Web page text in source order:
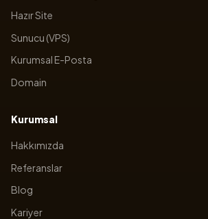
Hazır Site
Sunucu (VPS)
Kurumsal E-Posta
Domain
Kurumsal
Hakkımızda
Referanslar
Blog
Kariyer